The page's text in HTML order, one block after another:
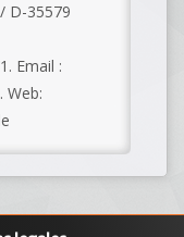
D-35579
Email :
Web: